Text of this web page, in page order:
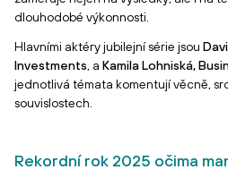
dlouhodobé výkonnosti.
Hlavními aktéry jubilejní série jsou
Investments, a Kamila Lohniská,
jednotlivá témata komentují věcně,
souvislostech.
Rekordní rok 2025 očima